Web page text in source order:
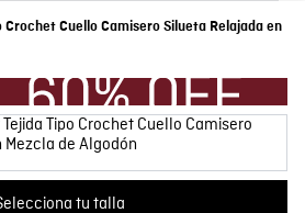
Crochet Cuello Camisero Silueta Relajada en
tu talla
Prenda: 95% Algodon 5% Elastano
Crudo
HECHO EN CHINA
para escribir un comentario.
Todos